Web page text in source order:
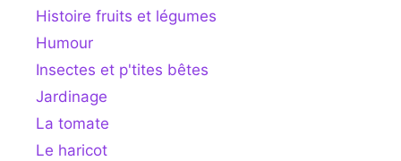
Histoire fruits et légumes
Humour
Insectes et p'tites bêtes
Jardinage
La tomate
Le haricot